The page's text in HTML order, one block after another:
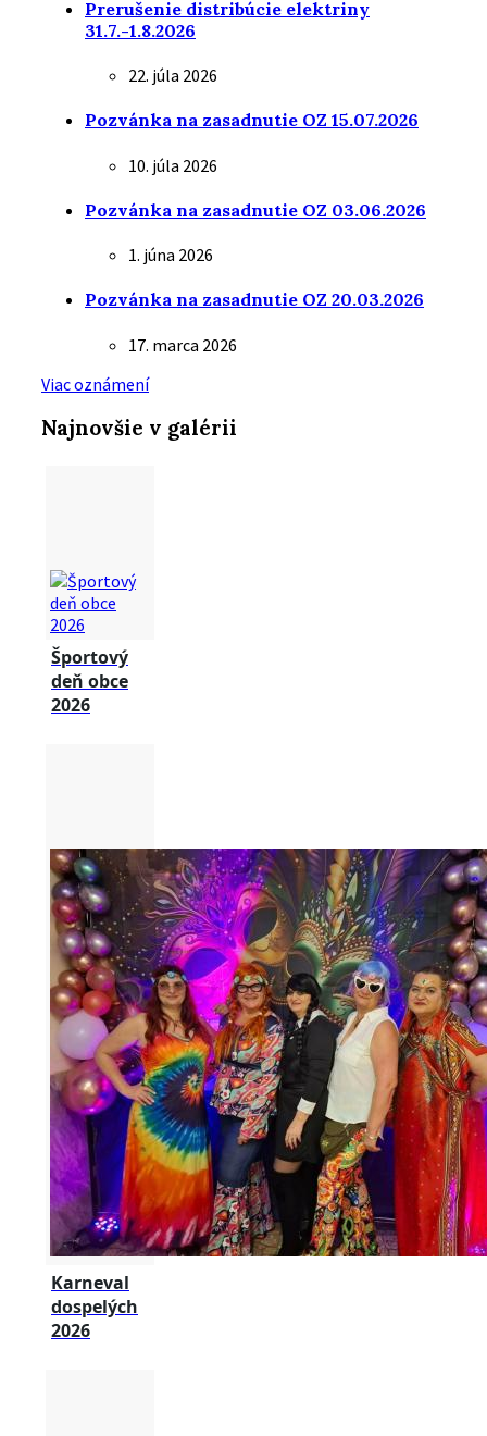
Prerušenie distribúcie elektriny
31.7.-1.8.2026
22. júla 2026
Pozvánka na zasadnutie OZ 15.07.2026
10. júla 2026
Pozvánka na zasadnutie OZ 03.06.2026
1. júna 2026
Pozvánka na zasadnutie OZ 20.03.2026
17. marca 2026
Viac oznámení
Najnovšie v galérii
Športový
deň obce
2026
Karneval
dospelých
2026